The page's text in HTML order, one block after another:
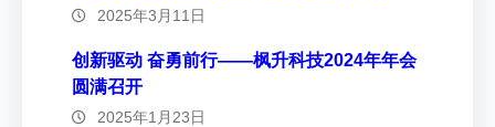
2025年3月11日
创新驱动 奋勇前行——枫升科技2024年年会
圆满召开
2025年1月23日